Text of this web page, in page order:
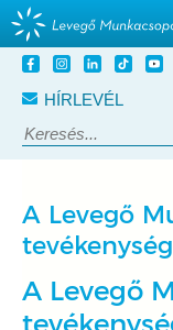
Tovább
tartalomra
HÍRLEVÉL
Keresés:
A Levegő
A Levegő